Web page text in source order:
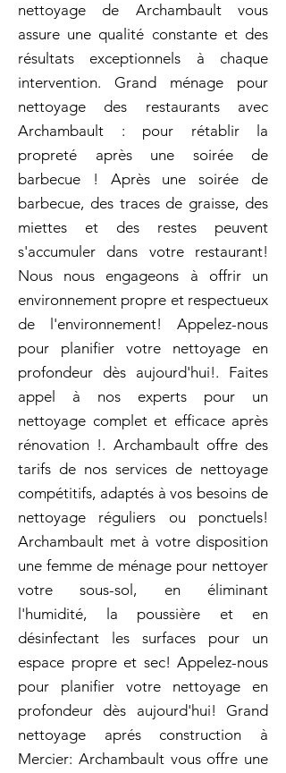
nettoyage de Archambault vous
assure une qualité constante et des
résultats exceptionnels à chaque
intervention. Grand ménage pour
nettoyage des restaurants avec
Archambault : pour rétablir la
propreté après une soirée de
barbecue ! Après une soirée de
barbecue, des traces de graisse, des
miettes et des restes peuvent
s'accumuler dans votre restaurant!
Nous nous engageons à offrir un
environnement propre et respectueux
de l'environnement! Appelez-nous
pour planifier votre nettoyage en
profondeur dès aujourd'hui!. Faites
appel à nos experts pour un
nettoyage complet et efficace après
rénovation !. Archambault offre des
tarifs de nos services de nettoyage
compétitifs, adaptés à vos besoins de
nettoyage réguliers ou ponctuels!
Archambault met à votre disposition
une femme de ménage pour nettoyer
votre sous-sol, en éliminant
l'humidité, la poussière et en
désinfectant les surfaces pour un
espace propre et sec! Appelez-nous
pour planifier votre nettoyage en
profondeur dès aujourd'hui! Grand
nettoyage aprés construction à
Mercier: Archambault vous offre une